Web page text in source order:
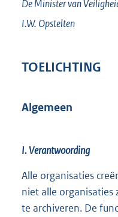
De Minister van
I.W. Opstelten
TOELICHTING
Algemeen
I. Verantwoording
Alle organisaties
niet alle organisaties
te archiveren. De